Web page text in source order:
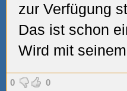
zur Verfügung
Das ist schon
Wird mit
0 0